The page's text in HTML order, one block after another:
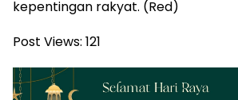
kepentingan rakyat. (Red)
Post Views: 121